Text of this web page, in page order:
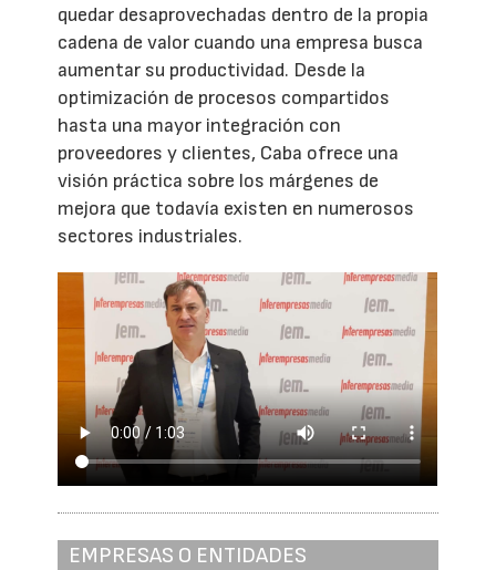
quedar desaprovechadas dentro de la propia
cadena de valor cuando una empresa busca
aumentar su productividad. Desde la
optimización de procesos compartidos
hasta una mayor integración con
proveedores y clientes, Caba ofrece una
visión práctica sobre los márgenes de
mejora que todavía existen en numerosos
sectores industriales.
EMPRESAS O ENTIDADES